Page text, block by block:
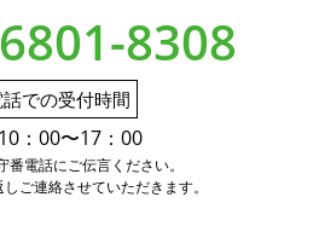
8308
での受付時間
：00〜17：00
番電話にご伝言ください。
ご連絡させていただきます。